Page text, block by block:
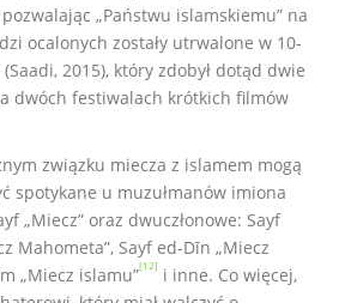
„Państwu islamskiemu” na
ocalonych zostały utrwalone w 10-
2015), który zdobył dotąd dwie
dwóch festiwalach krótkich filmów
związku miecza z islamem mogą
spotykane u muzułmanów imiona
„Miecz” oraz dwuczłonowe: Sayf
Mahometa”, Sayf ed-Dīn „Miecz
„Miecz islamu”[12] i inne. Co więcej,